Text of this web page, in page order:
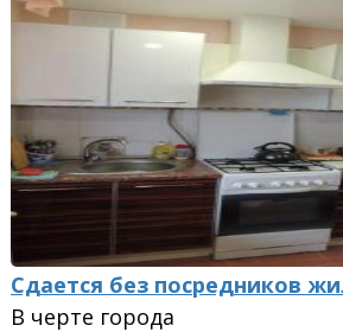
Сдается без посредников
В черте города